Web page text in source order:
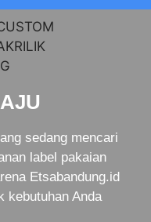
sedang mencari
label pakaian
Etsabandung.id
kebutuhan Anda